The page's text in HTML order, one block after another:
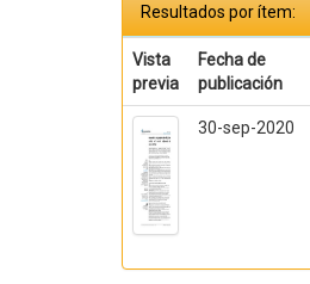
Resultados por ítem:
Vista
previa
Fecha de
publicación
30-sep-2020